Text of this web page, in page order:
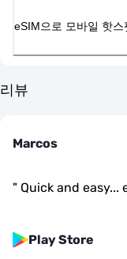
eSIM으로 모바일 핫
리뷰
Marcos
" Quick and easy...
Play Store